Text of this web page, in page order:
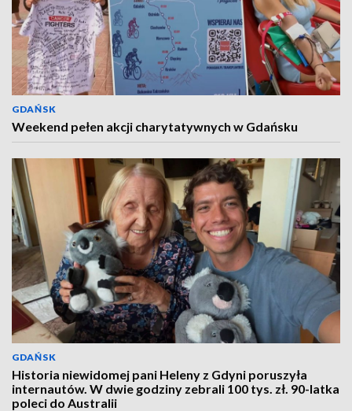
GDAŃSK
Weekend pełen akcji charytatywnych w Gdańsku
GDAŃSK
Historia niewidomej pani Heleny z Gdyni poruszyła
internautów. W dwie godziny zebrali 100 tys. zł. 90-latka
poleci do Australii